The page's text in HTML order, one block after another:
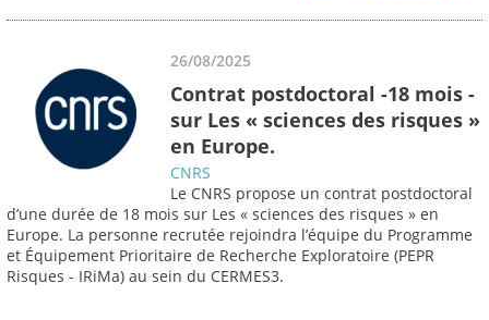
26/08/2025
Contrat postdoctoral -18 mois -
sur Les « sciences des risques »
en Europe.
CNRS
Le CNRS propose un contrat postdoctoral
d’une durée de 18 mois sur Les « sciences des risques » en
Europe. La personne recrutée rejoindra l’équipe du Programme
et Équipement Prioritaire de Recherche Exploratoire (PEPR
Risques - IRiMa) au sein du CERMES3.